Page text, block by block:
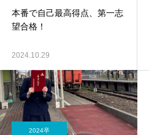
本番で自己最高得点、第一志
望合格！
2024.10.29
2024卒